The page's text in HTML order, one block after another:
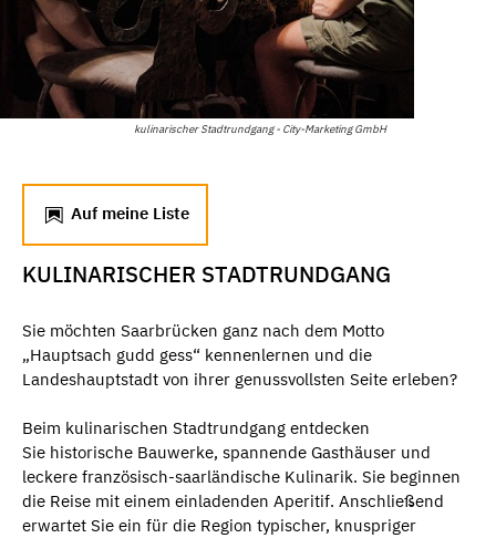
kulinarischer Stadtrundgang - City-Marketing GmbH
Auf meine Liste
KULINARISCHER STADTRUNDGANG
Sie möchten Saarbrücken ganz nach dem Motto
„Hauptsach gudd gess“ kennenlernen und die
Landeshauptstadt von ihrer genussvollsten Seite erleben?
Beim kulinarischen Stadtrundgang entdecken
Sie historische Bauwerke, spannende Gasthäuser und
leckere französisch-saarländische Kulinarik. Sie beginnen
die Reise mit einem einladenden Aperitif. Anschließend
erwartet Sie ein für die Region typischer, knuspriger